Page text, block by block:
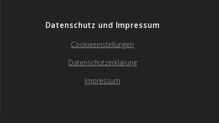
Datenschutz und Impressum
Cookieeinstellungen
Datenschutzerklärung
Impressum